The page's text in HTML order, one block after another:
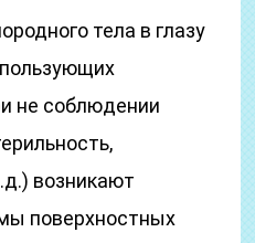
тела в глазу
не соблюдении
возникают
поверхностных